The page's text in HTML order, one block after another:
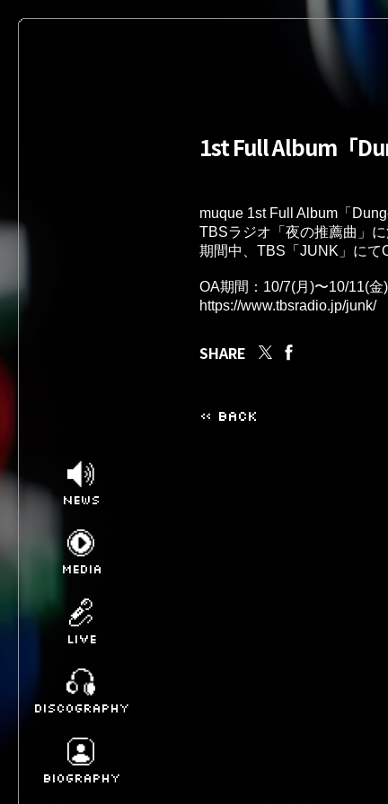
NEWS
MEDIA
LIVE
DISCOGRAPHY
BIOGRAPHY
1st Full Album「
muque 1st Full Album「
TBSラジオ「夜の推薦曲」に
期間中、TBS「JUNK」にて
https://www.tbsradio.jp/junk/
SHARE
« BACK